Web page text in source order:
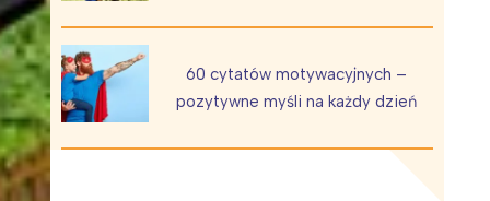
60 cytatów motywacyjnych –
pozytywne myśli na każdy dzień